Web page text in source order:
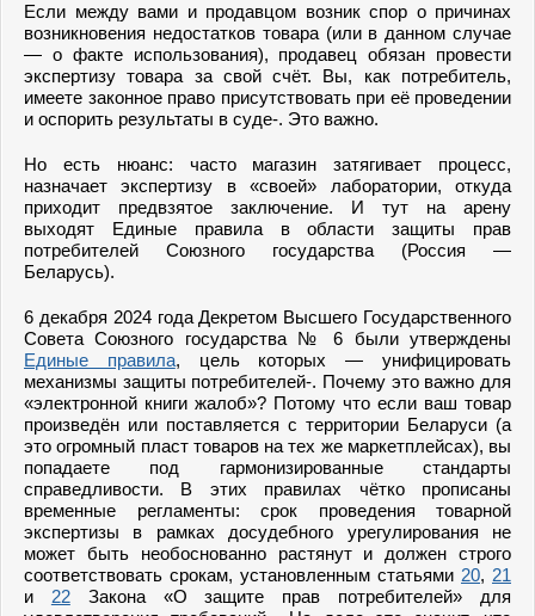
Если между вами и продавцом возник спор о причинах
возникновения недостатков товара (или в данном случае
— о факте использования), продавец обязан провести
экспертизу товара за свой счёт. Вы, как потребитель,
имеете законное право присутствовать при её проведении
и оспорить результаты в суде-. Это важно.
Но есть нюанс: часто магазин затягивает процесс,
назначает экспертизу в «своей» лаборатории, откуда
приходит предвзятое заключение. И тут на арену
выходят Единые правила в области защиты прав
потребителей Союзного государства (Россия —
Беларусь).
6 декабря 2024 года Декретом Высшего Государственного
Совета Союзного государства № 6 были утверждены
Единые правила, цель которых — унифицировать
механизмы защиты потребителей-. Почему это важно для
«электронной книги жалоб»? Потому что если ваш товар
произведён или поставляется с территории Беларуси (а
это огромный пласт товаров на тех же маркетплейсах), вы
попадаете под гармонизированные стандарты
справедливости. В этих правилах чётко прописаны
временные регламенты: срок проведения товарной
экспертизы в рамках досудебного урегулирования не
может быть необоснованно растянут и должен строго
соответствовать срокам, установленным статьями 20, 21
и 22Закона «О защите прав потребителей» для